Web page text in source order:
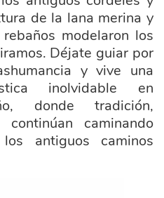
de la lana merina y
modelaron los
Déjate guiar por
y vive una
inolvidable en
donde tradición,
caminando
antiguos caminos